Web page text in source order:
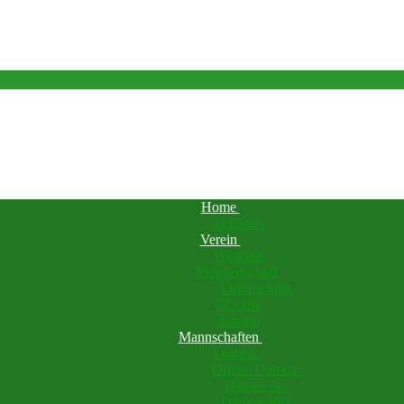
Home
Aktuelles
Verein
Vorstand
Mitgliedschaft
Datenschutz
Chronik
Anfahrt
Mannschaften
Damen.
Offene Damen.
Damen 30.